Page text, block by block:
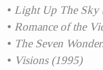
Light Up The Sky
Romance of the
The Seven
Visions (1995)